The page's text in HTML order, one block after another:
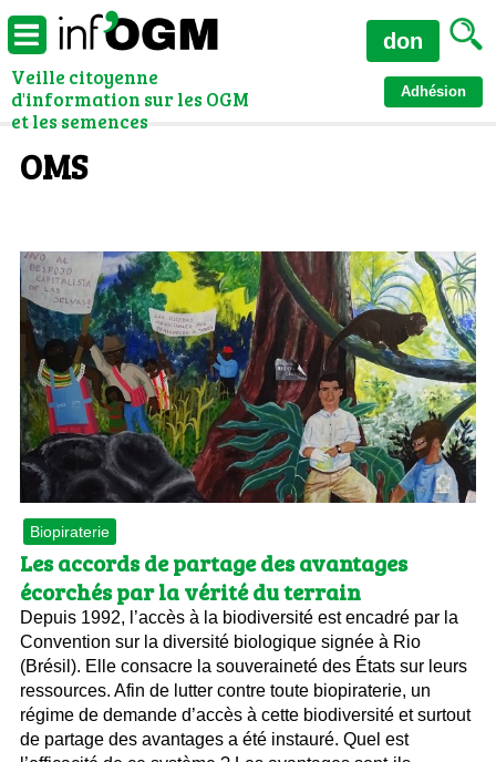
Veille citoyenne
d'information sur les OGM
et les semences
Adhésion
don
OMS
Biopiraterie
Les accords de partage des avantages
écorchés par la vérité du terrain
Depuis 1992, l’accès à la biodiversité est encadré par la
Convention sur la diversité biologique signée à Rio
(Brésil). Elle consacre la souveraineté des États sur leurs
ressources. Afin de lutter contre toute biopiraterie, un
régime de demande d’accès à cette biodiversité et surtout
de partage des avantages a été instauré. Quel est